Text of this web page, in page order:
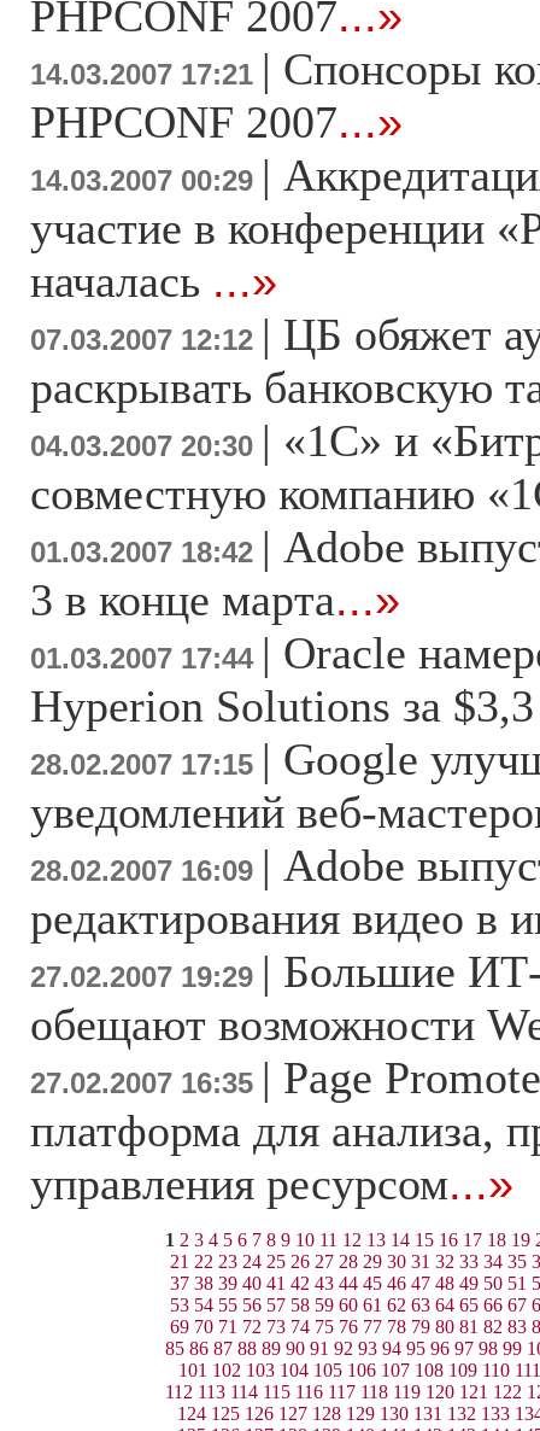
PHPCONF 2007...»
14.03.2007 17:21 | Спонсоры
PHPCONF 2007...»
14.03.2007 00:29 |
участие в конференции
началась ...»
07.03.2007 12:12 | ЦБ обяжет
раскрывать банковскую
04.03.2007 20:30 | «1С» и
совместную компанию
01.03.2007 18:42 | Adobe
3 в конце марта...»
01.03.2007 17:44 | Oracle
Hyperion Solutions за
28.02.2007 17:15 | Google
уведомлений веб-
28.02.2007 16:09 | Adobe
редактирования видео в
27.02.2007 19:29 | Большие
обещают возможности
27.02.2007 16:35 | Page
платформа для анализа,
управления ресурсом...»
1 2 3 4 5 6 7 8 9 10 11 12 13 14 15 16 17 18 19
21 22 23 24 25 26 27 28 29 30 31 32 33 34 35
37 38 39 40 41 42 43 44 45 46 47 48 49 50 51
53 54 55 56 57 58 59 60 61 62 63 64 65 66 67
69 70 71 72 73 74 75 76 77 78 79 80 81 82 83
85 86 87 88 89 90 91 92 93 94 95 96 97 98 99
101 102 103 104 105 106 107 108 109 110 111
112 113 114 115 116 117 118 119 120 121 122
124 125 126 127 128 129 130 131 132 133